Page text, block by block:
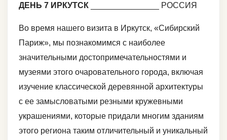
ДЕНЬ 7 ИРКУТСК _______________ РОССИЯ
Во время нашего визита в Иркутск, «Сибирский
Париж», мы познакомимся с наиболее
значительными достопримечательностями и
музеями этого очаровательного города, включая
изучение классической деревянной архитектуры
с ее замысловатыми резными кружевными
украшениями, которые придали многим зданиям
этого региона таким отличительный и уникальный